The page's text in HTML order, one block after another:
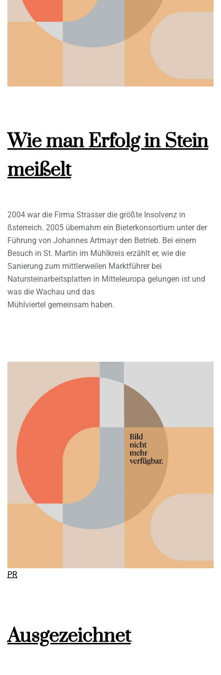
Wie man Erfolg in Stein
meißelt
2004 war die Firma Strasser die größte Insolvenz in
ßsterreich. 2005 übernahm ein Bieterkonsortium unter der
Führung von Johannes Artmayr den Betrieb. Bei einem
Besuch in St. Martin im Mühlkreis erzählt er, wie die
Sanierung zum mittlerweilen Marktführer bei
Natursteinarbeitsplatten in Mitteleuropa gelungen ist und
was die Wachau und das
Mühlviertel gemeinsam haben.
PR
Ausgezeichnet